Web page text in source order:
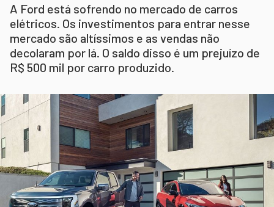
A Ford está sofrendo no mercado de carros
elétricos. Os investimentos para entrar nesse
mercado são altíssimos e as vendas não
decolaram por lá. O saldo disso é um prejuízo de
R$ 500 mil por carro produzido.